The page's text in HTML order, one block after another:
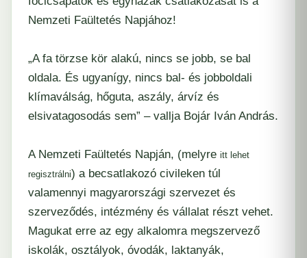
Nemzeti Faültetés Napjához!
„A fa törzse kör alakú, nincs se jobb, se bal
oldala. És ugyanígy, nincs bal- és jobboldali
klímaválság, hőguta, aszály, árvíz és
elsivatagosodás sem” – vallja Bojár Iván András.
A Nemzeti Faültetés Napján, (melyre itt lehet
regisztrálni) a becsatlakozó civileken túl
valamennyi magyarországi szervezet és
szerveződés, intézmény és vállalat részt vehet.
Magukat erre az egy alkalomra megszervező
iskolák, osztályok, óvodák, laktanyák,